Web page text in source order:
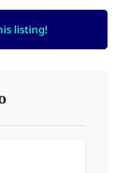
listing!